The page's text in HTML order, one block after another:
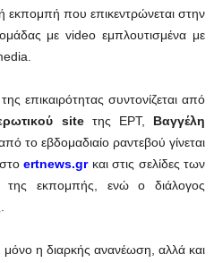
εκπομπή που επικεντρώνεται στην
με video εμπλουτισμένα με
επικαιρότητας συντονίζεται από
siteτης ΕΡΤ, Βαγγέλη
το εβδομαδιαίο ραντεβού γίνεται
στοertnews.gr και στις σελίδες των
της εκπομπής, ενώ ο διάλογος
μόνο η διαρκής ανανέωση, αλλά και